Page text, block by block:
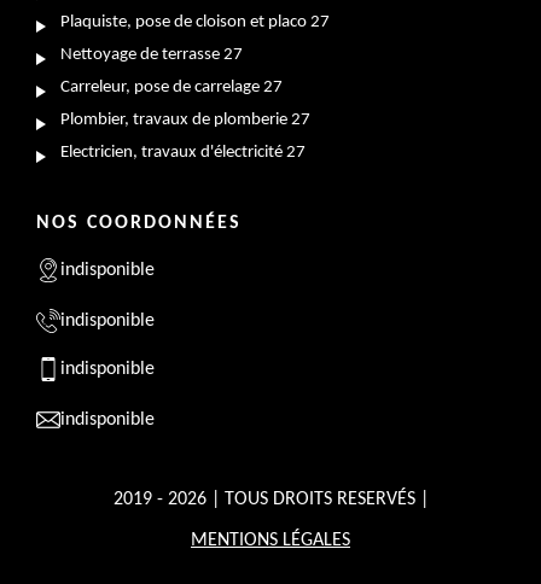
Plaquiste, pose de cloison et placo 27
Nettoyage de terrasse 27
Carreleur, pose de carrelage 27
Plombier, travaux de plomberie 27
Electricien, travaux d'électricité 27
NOS COORDONNÉES
indisponible
indisponible
indisponible
indisponible
2019 - 2026 | TOUS DROITS RESERVÉS |
MENTIONS LÉGALES